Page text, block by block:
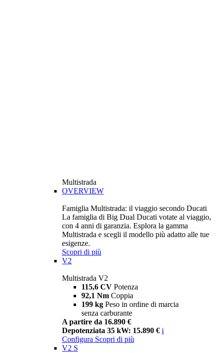
Multistrada
OVERVIEW
Famiglia Multistrada: il viaggio secondo Ducati
La famiglia di Big Dual Ducati votate al viaggio,
con 4 anni di garanzia. Esplora la gamma
Multistrada e scegli il modello più adatto alle tue
esigenze.
Scopri di più
V2
Multistrada V2
115,6 CV Potenza
92,1 Nm Coppia
199 kg Peso in ordine di marcia
senza carburante
A partire da 16.890 €
Depotenziata 35 kW: 15.890 € i
Configura Scopri di più
V2 S